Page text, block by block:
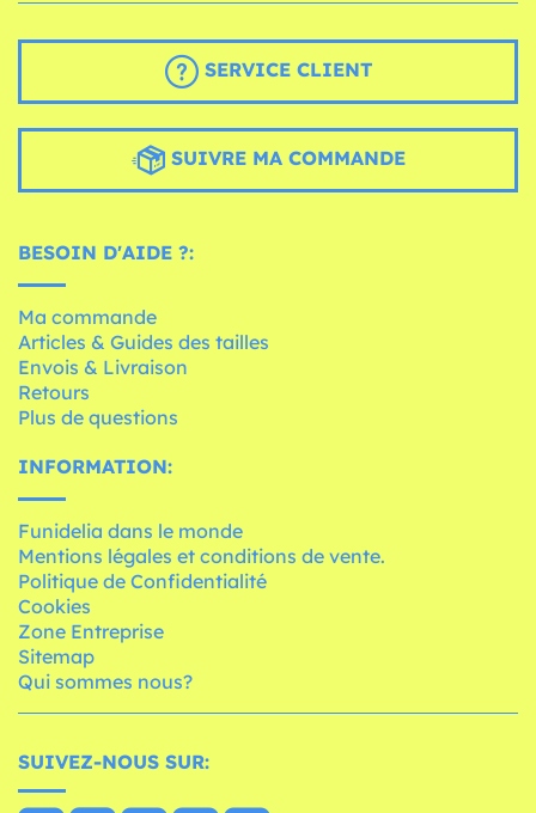
SERVICE CLIENT
SUIVRE MA COMMANDE
BESOIN D'AIDE ?:
Ma commande
Articles & Guides des tailles
Envois & Livraison
Retours
Plus de questions
INFORMATION:
Funidelia dans le monde
Mentions légales et conditions de vente.
Politique de Confidentialité
Cookies
Zone Entreprise
Sitemap
Qui sommes nous?
SUIVEZ-NOUS SUR: